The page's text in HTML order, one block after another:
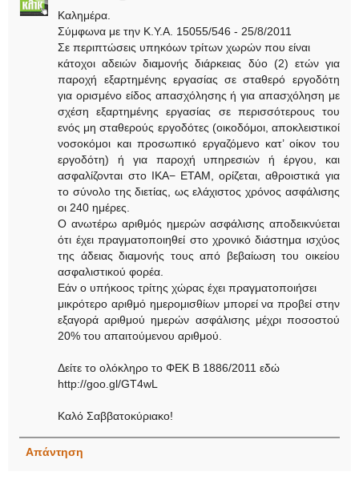
Καλημέρα.
Σύμφωνα με την Κ.Υ.Α. 15055/546 - 25/8/2011
Σε περιπτώσεις υπηκόων τρίτων χωρών που είναι
κάτοχοι αδειών διαμονής διάρκειας δύο (2) ετών για
παροχή εξαρτημένης εργασίας σε σταθερό εργοδότη
για ορισμένο είδος απασχόλησης ή για απασχόληση με
σχέση εξαρτημένης εργασίας σε περισσότερους του
ενός μη σταθερούς εργοδότες (οικοδόμοι, αποκλειστικοί
νοσοκόμοι και προσωπικό εργαζόμενο κατ’ οίκον του
εργοδότη) ή για παροχή υπηρεσιών ή έργου, και
ασφαλίζονται στο ΙΚΑ− ΕΤΑΜ, ορίζεται, αθροιστικά για
το σύνολο της διετίας, ως ελάχιστος χρόνος ασφάλισης
οι 240 ημέρες.
Ο ανωτέρω αριθμός ημερών ασφάλισης αποδεικνύεται
ότι έχει πραγματοποιηθεί στο χρονικό διάστημα ισχύος
της άδειας διαμονής τους από βεβαίωση του οικείου
ασφαλιστικού φορέα.
Εάν ο υπήκοος τρίτης χώρας έχει πραγματοποιήσει
μικρότερο αριθμό ημερομισθίων μπορεί να προβεί στην
εξαγορά αριθμού ημερών ασφάλισης μέχρι ποσοστού
20% του απαιτούμενου αριθμού.
Δείτε το ολόκληρο το ΦΕΚ B 1886/2011 εδώ
http://goo.gl/GT4wL
Καλό Σαββατοκύριακο!
Απάντηση